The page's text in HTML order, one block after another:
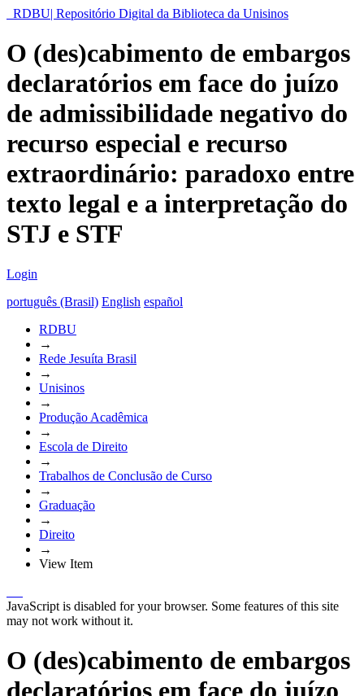
RDBU| Repositório Digital da Biblioteca da Unisinos
O (des)cabimento de embargos
declaratórios em face do juízo
de admissibilidade negativo do
recurso especial e recurso
extraordinário: paradoxo entre
texto legal e a interpretação do
STJ e STF
Login
português (Brasil) English español
RDBU
→
Rede Jesuíta Brasil
→
Unisinos
→
Produção Acadêmica
→
Escola de Direito
→
Trabalhos de Conclusão de Curso
→
Graduação
→
Direito
→
View Item
JavaScript is disabled for your browser. Some features of this site
may not work without it.
O (des)cabimento de embargos